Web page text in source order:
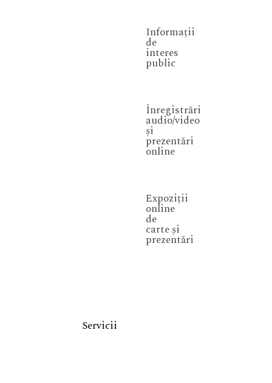
Informații
de
interes
public
Înregistrări
audio/video
și
prezentări
online
Expoziții
online
de
carte și
prezentări
Servicii